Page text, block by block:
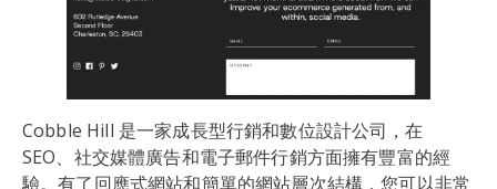
Cobble Hill 是一家成長型行銷和數位設計公司，在
SEO、社交媒體廣告和電子郵件行銷方面擁有豐富的經
驗。有了回應式網站和簡單的網站層次結構，您可以非常